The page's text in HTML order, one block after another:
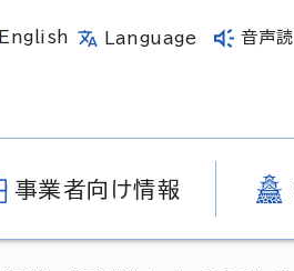
English Language 音声
事業者向け情報